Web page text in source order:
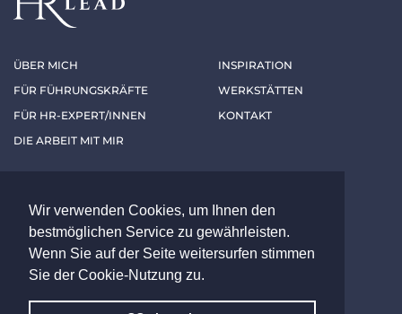
Wir verwenden Cookies, um Ihnen den
bestmöglichen Service zu gewährleisten.
Wenn Sie auf der Seite weitersurfen stimmen
Sie der Cookie-Nutzung zu.
ÜBER MICH
FÜR FÜHRUNGSKRÄFTE
FÜR HR-EXPERT/INNEN
DIE ARBEIT MIT MIR
INSPIRATION
WERKSTÄTTEN
KONTAKT
LINKEDIN XING